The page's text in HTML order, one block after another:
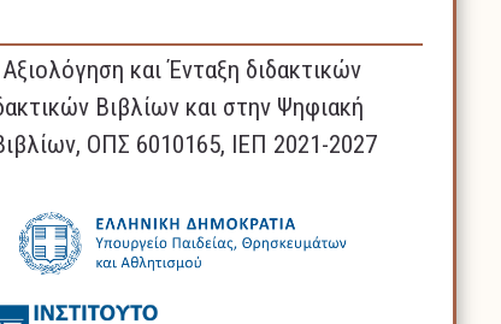
και Ένταξη διδακτικών
Βιβλίων και στην Ψηφιακή
ΟΠΣ 6010165, ΙΕΠ 2021-2027